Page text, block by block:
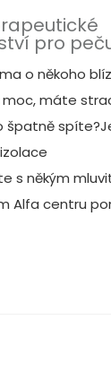
pro
o někoho
moc, máte
špatně
s někým
Alfa centru